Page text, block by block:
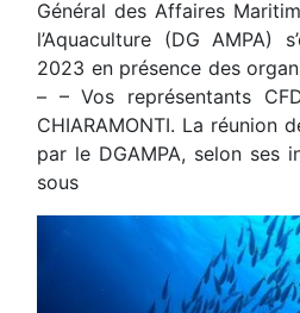
Général des Affaires
l’Aquaculture (DG AMPA)
2023 en présence des
– – Vos représentants
CHIARAMONTI. La réunion
par le DGAMPA, selon ses
sous